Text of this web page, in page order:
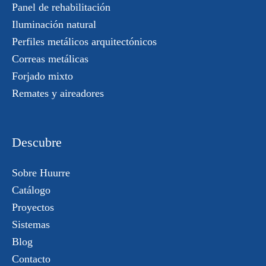
Panel de rehabilitación
Iluminación natural
Perfiles metálicos arquitectónicos
Correas metálicas
Forjado mixto
Remates y aireadores
Descubre
Sobre Huurre
Catálogo
Proyectos
Sistemas
Blog
Contacto